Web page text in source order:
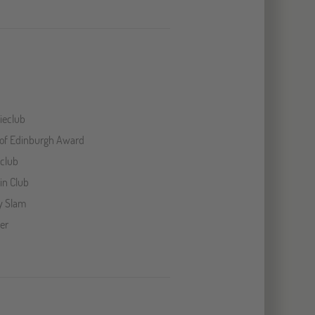
Edinburgh Award
Club
Slam